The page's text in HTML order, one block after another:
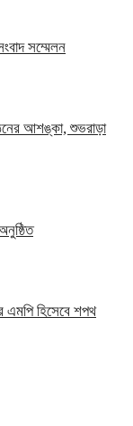
সম্মেলন
আশঙ্কা, শুভরাড়া
এমপি হিসেবে শপথ